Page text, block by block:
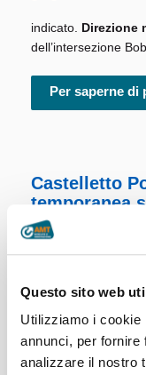
Questo sito web
Utilizziamo i cookie
annunci, per fornire
analizzare il nostro
indicato. Direzione
dell’intersezione
Per saperne di
Castelletto
temporanea